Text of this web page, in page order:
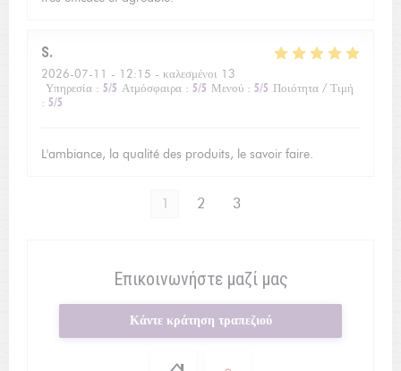
S
2026-07-11 - 12:15 - καλεσμένοι 13
Υπηρεσία : 5/5 Ατμόσφαιρα : 5/5 Μενού : 5/5 Ποιότητα / Τιμή
: 5/5
L'ambiance, la qualité des produits, le savoir faire.
1 2 3
Επικοινωνήστε μαζί μας
Κάντε κράτηση τραπεζιού